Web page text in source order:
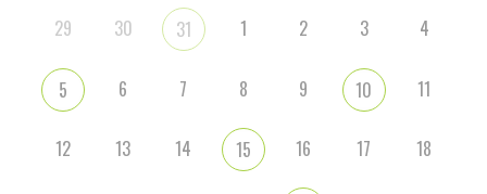
29
30 31 1 2 3 4
5 6 7 8 9 10 11
12 13 14 15 16 17 18